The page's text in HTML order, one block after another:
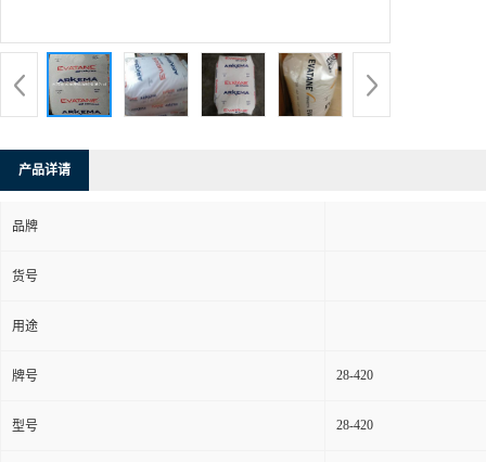
产品详请
品牌
货号
用途
牌号 28-420
型号 28-420